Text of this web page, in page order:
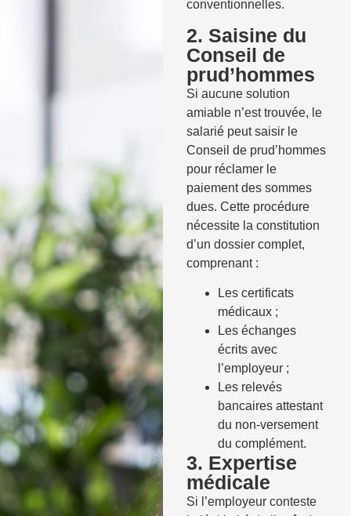
conventionnelles.
2. Saisine du
Conseil de
prud’hommes
Si aucune solution
amiable n’est trouvée, le
salarié peut saisir le
Conseil de prud’hommes
pour réclamer le
paiement des sommes
dues. Cette procédure
nécessite la constitution
d’un dossier complet,
comprenant :
Les certificats
médicaux ;
Les échanges
écrits avec
l’employeur ;
Les relevés
bancaires attestant
du non-versement
du complément.
3. Expertise
médicale
Si l’employeur conteste